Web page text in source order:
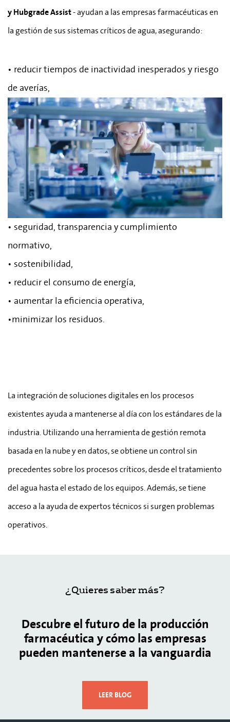
y Hubgrade Assist- ayudan a las empresas farmacéuticas en
la gestión de sus sistemas críticos de agua, asegurando:
• reducir tiempos de inactividad inesperados y riesgo
de averías,
• seguridad, transparencia y cumplimiento
normativo,
• sostenibilidad,
• reducir el consumo de energía,
• aumentar la eficiencia operativa,
•minimizar los residuos.
La integración de soluciones digitales en los procesos
existentes ayuda a mantenerse al día con los estándares de la
industria. Utilizando una herramienta de gestión remota
basada en la nube y en datos, se obtiene un control sin
precedentes sobre los procesos críticos, desde el tratamiento
del agua hasta el estado de los equipos. Además, se tiene
acceso a la ayuda de expertos técnicos si surgen problemas
operativos.
¿Quieres saber más?
Descubre el futuro de la producción
farmacéutica y cómo las empresas
pueden mantenerse a la vanguardia
LEER BLOG